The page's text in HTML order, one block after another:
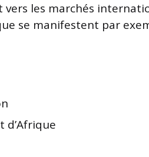
les marchés
se manifestent par
d’Afrique